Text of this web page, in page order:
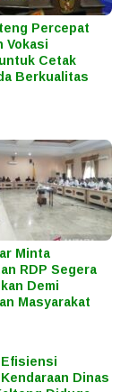
Percepat
Vokasi
Cetak
Berkualitas
Minta
RDP Segera
Demi
Masyarakat
Efisiensi
Dinas